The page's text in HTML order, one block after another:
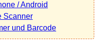
/ Android
Scanner
und Barcode